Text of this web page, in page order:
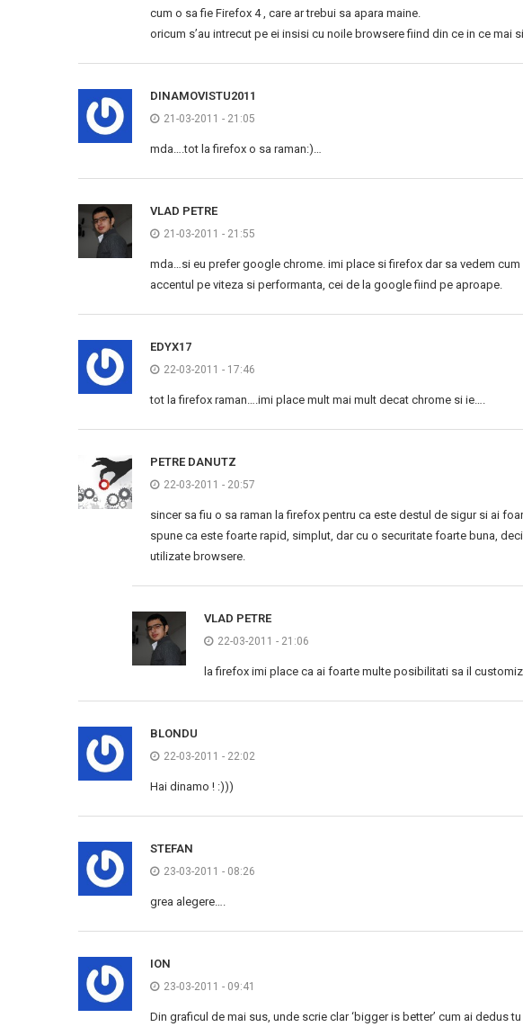
cum o sa fie Firefox 4 , care ar trebui sa apara maine.
oricum s’au intrecut pe ei insisi cu noile browsere fiind din ce in ce mai
DINAMOVISTU2011
21-03-2011 - 21:05
mda….tot la firefox o sa raman:)…
VLAD PETRE
21-03-2011 - 21:55
mda…si eu prefer google chrome. imi place si firefox dar sa vedem
accentul pe viteza si performanta, cei de la google fiind pe aproape.
EDYX17
22-03-2011 - 17:46
tot la firefox raman….imi place mult mai mult decat chrome si ie….
PETRE DANUTZ
22-03-2011 - 20:57
sincer sa fiu o sa raman la firefox pentru ca este destul de sigur si ai
spune ca este foarte rapid, simplut, dar cu o securitate foarte buna,
utilizate browsere.
VLAD PETRE
22-03-2011 - 21:06
la firefox imi place ca ai foarte multe posibilitati sa il
BLONDU
22-03-2011 - 22:02
Hai dinamo ! :)))
STEFAN
23-03-2011 - 08:26
grea alegere….
ION
23-03-2011 - 09:41
Din graficul de mai sus, unde scrie clar ‘bigger is better’ cum ai dedus